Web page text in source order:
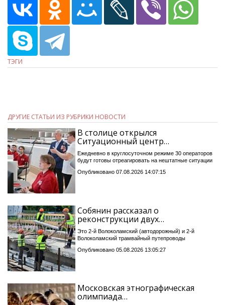
ТЭГИ
ДРУГИЕ СТАТЬИ ИЗ РУБРИКИ НОВОСТИ
В столице открылся
Ситуационный центр…
Ежедневно в круглосуточном режиме 30 операторов
будут готовы отреагировать на нештатные ситуации
Опубликовано 07.08.2026 14:07:15
Собянин рассказал о
реконструкции двух…
Это 2-й Волоколамский (автодорожный) и 2-й
Волоколамский трамвайный путепроводы
Опубликовано 05.08.2026 13:05:27
Московская этнографическая
олимпиада…